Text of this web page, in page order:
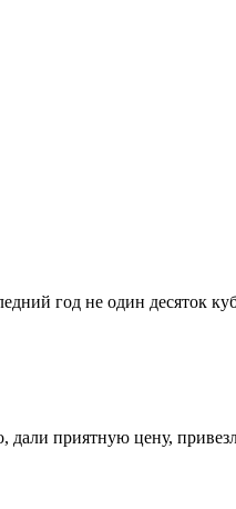
год не один десяток
приятную цену,